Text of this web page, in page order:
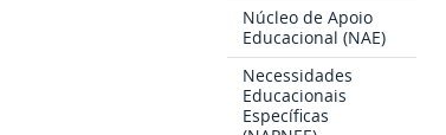
Núcleo de Apoio
Educacional (NAE)
Necessidades
Educacionais
Específicas